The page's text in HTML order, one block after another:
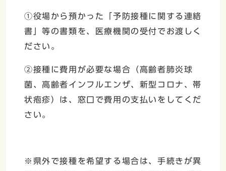
①役場から預かった「予防接種に関する連絡
書」等の書類を、医療機関の受付でお渡しく
ださい。
②接種に費用が必要な場合（高齢者肺炎球
菌、高齢者インフルエンザ、新型コロナ、帯
状疱疹）は、窓口で費用の支払いをしてくだ
さい。
※県外で接種を希望する場合は、手続きが異